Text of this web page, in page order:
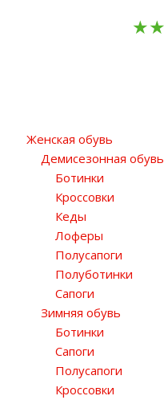
Женская обувь
Демисезонная обувь
Ботинки
Кроссовки
Кеды
Лоферы
Полусапоги
Полуботинки
Сапоги
Зимняя обувь
Ботинки
Сапоги
Полусапоги
Кроссовки